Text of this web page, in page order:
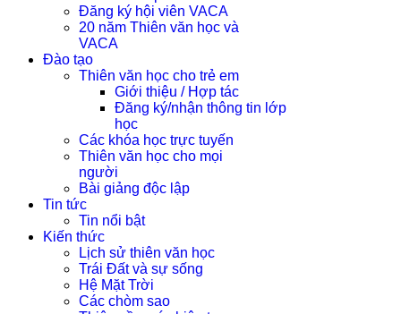
Đăng ký hội viên VACA
20 năm Thiên văn học và
VACA
Đào tạo
Thiên văn học cho trẻ em
Giới thiệu / Hợp tác
Đăng ký/nhận thông tin lớp
học
Các khóa học trực tuyến
Thiên văn học cho mọi
người
Bài giảng độc lập
Tin tức
Tin nổi bật
Kiến thức
Lịch sử thiên văn học
Trái Đất và sự sống
Hệ Mặt Trời
Các chòm sao